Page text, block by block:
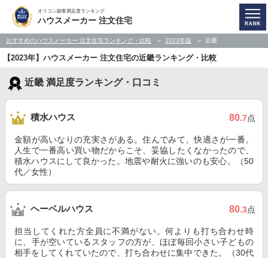
オリコン顧客満足度ランキング
ハウスメーカー 注文住宅
おすすめのハウスメーカー 注文住宅ランキング・比較 2023年版 近畿
【2023年】ハウスメーカー 注文住宅の近畿ランキング・比較
近畿 満足度ランキング・口コミ
積水ハウス 80.7点
金額が高いなりの充実さがある。住んでみて、快適さが一番。
人生で一番高い買い物だからこそ、妥協したくなかったので、
積水ハウスにして良かった。地震や耐火に強いのも安心。（50
代／女性）
ヘーベルハウス 80.3点
担当してくれた方全員に不満がない。何よりも打ち合わせ時
に、手が空いているスタッフの方が、ほぼ毎回小さい子どもの
相手をしてくれていたので、打ち合わせに集中できた。（30代